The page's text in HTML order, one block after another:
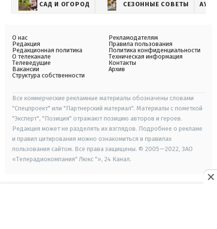
САД И ОГОРОД СЕЗОННЫЕ СОВЕТЫ
О нас
Редакция
Редакционная политика
О телеканале
Телеведущие
Вакансии
Структура собственности
Рекламодателям
Правила пользования
Политика конфиденциальности
Техническая информация
Контакты
Архив
Все коммерческие рекламные материалы обозначены словами
"Спецпроект" или "Партнерский материал". Материалы с пометкой
"Эксперт", "Позиция" отражают позицию авторов и героев.
Редакция может не разделять их взглядов. Подробнее о рекламе
и правил цитирования можно ознакомиться в правилах
пользования сайтом. Все права защищены. © 2005—2022, ЗАО
«Телерадиокомпания" Люкс "», 24 Канал.